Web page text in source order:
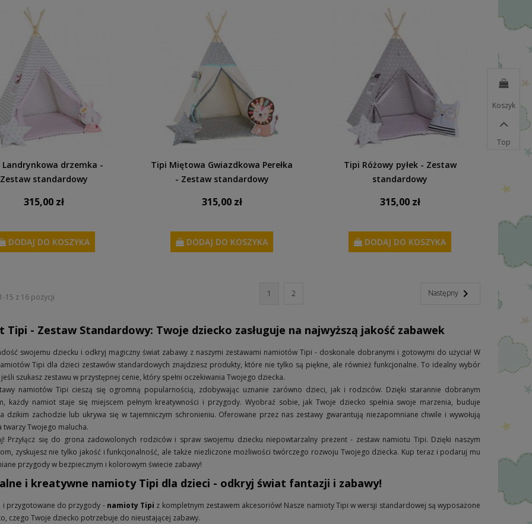
drzemka -
Zestaw standardowy
315,00 zł
DODAJ DO KOSZYKA
Tipi Miętowa Gwiazdkowa Perełka
- Zestaw standardowy
315,00 zł
DODAJ DO KOSZYKA
Tipi Różowy pyłek - Zestaw
standardowy
315,00 zł
DODAJ DO KOSZYKA
15 z 16 pozycji 1 2 Następny
Tipi - Zestaw Standardowy: Twoje dziecko zasługuje na najwyższą jakość zabawek
swojemu dziecku i odkryj magiczny świat zabawy z naszymi zestawami namiotów Tipi - doskonale dobranymi i gotowymi do użycia! W
Tipi dla dzieci zestawów standardowych znajdziesz produkty, które nie tylko są piękne, ale również funkcjonalne. To idealny wybór
szukasz zestawu w przystępnej cenie, który spełni oczekiwania Twojego dziecka.
namiotów Tipi cieszą się ogromną popularnością, zdobywając uznanie zarówno dzieci, jak i rodziców. Dzięki starannie dobranym
każdy namiot staje się miejscem pełnym kreatywności i przygody. Wyobraź sobie, jak Twoje dziecko spełnia swoje marzenia, buduje
dzikim zachodzie lub ukrywa się w tajemniczym schronieniu. Oferowane przez nas zestawy gwarantują niezapomniane chwile i wywołują
twarzy Twojego malucha.
Przyłącz się do grona zadowolonych rodziców i spraw swojemu dziecku niepowtarzalny prezent - zestaw namiotu Tipi. Dzięki naszym
zyskujesz nie tylko jakość i funkcjonalność, ale także niezliczone możliwości twórczego rozwoju Twojego dziecka. Kup teraz i podaruj mu
przygody w bezpiecznym i kolorowym świecie zabawy!
i kreatywne namioty Tipi dla dzieci - odkryj świat fantazji i zabawy!
i przygotowane do przygody - namioty Tipi z kompletnym zestawem akcesoriów! Nasze namioty Tipi w wersji standardowej są wyposażone
czego Twoje dziecko potrzebuje do nieustającej zabawy.
Koszyk
Top